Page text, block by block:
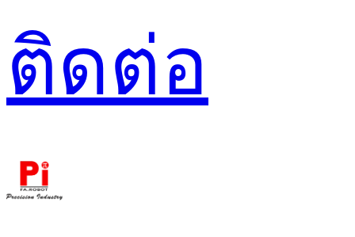
ติดต่อ